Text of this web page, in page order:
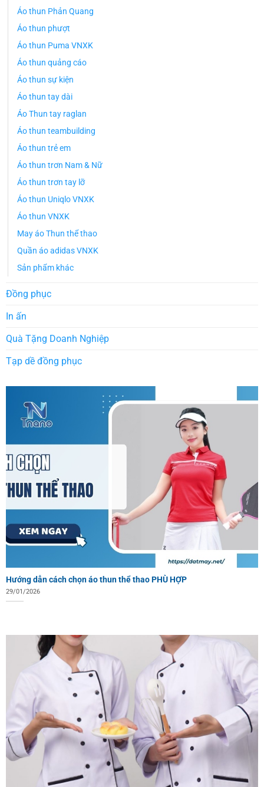
Áo thun Phản Quang
Áo thun phượt
Áo thun Puma VNXK
Áo thun quảng cáo
Áo thun sự kiện
Áo thun tay dài
Áo Thun tay raglan
Áo thun teambuilding
Áo thun trẻ em
Áo thun trơn Nam & Nữ
Áo thun trơn tay lỡ
Áo thun Uniqlo VNXK
Áo thun VNXK
May áo Thun thể thao
Quần áo adidas VNXK
Sản phẩm khác
Đồng phục
In ấn
Quà Tặng Doanh Nghiệp
Tạp dề đồng phục
Hướng dẫn cách chọn áo thun thể thao PHÙ HỢP
29/01/2026